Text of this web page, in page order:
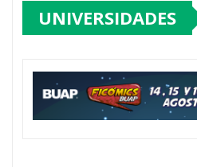
UNIVERSIDADES